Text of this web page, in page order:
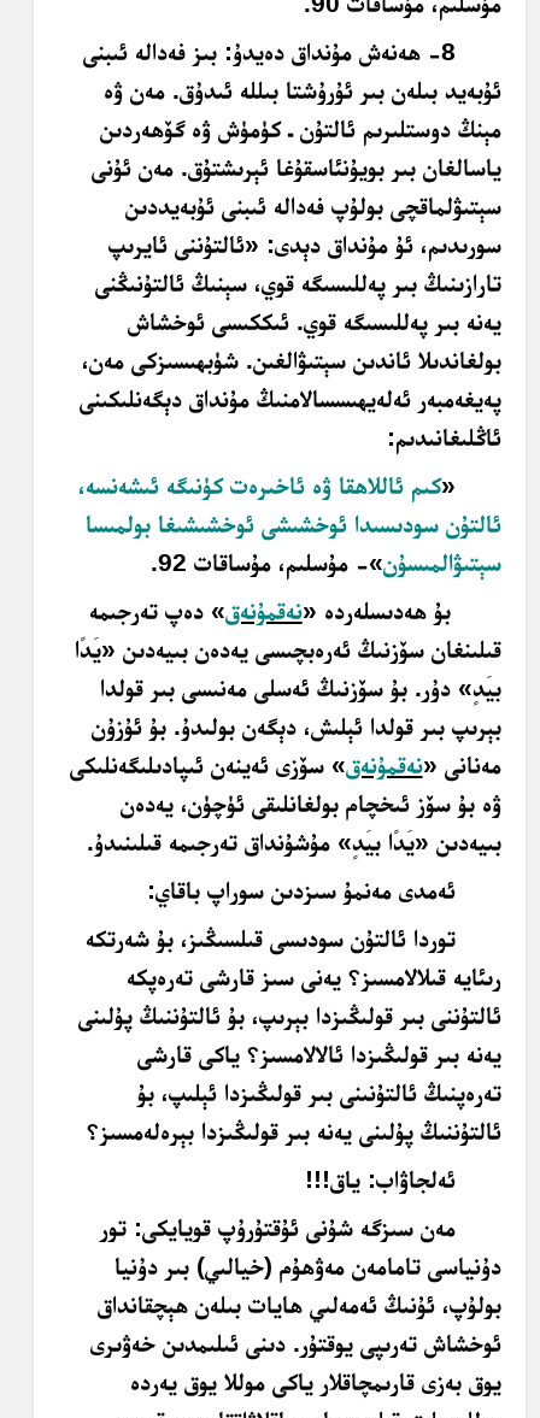
8- ھەنەش مۇنداق دەيدۇ:
بىز فەدالە ئىبنى
ئۇبەيد بىلەن بىر ئۇرۇشتا بىللە ئىدۇق. مەن ۋە
مېنڭ دوستلىرىم ئالتۇن ـ كۈمۈش ۋە گۆھەردىن
ياسالغان بىر بويۇنئاسقۇغا ئېرىشتۇق. مەن ئۇنى
سېتىۋلماقچى بولۇپ فەدالە ئىبنى ئۇبەيددىن
سورىدىم، ئۇ مۇنداق دېدى: «ئالتۇننى ئايرىپ
تارازىنىڭ بىر پەللىسىگە قوي، سېنىڭ ئالتۇنىڭنى
يەنە بىر پەللىسىگە قوي. ئىككىسى ئوخشاش
بولغاندىلا ئاندىن سېتىۋالغىن. شۈبھىسىزكى مەن،
پەيغەمبەر ئەلەيھىسسالامنىڭ مۇنداق دېگەنلىكىنى
ئاڭلىغانىدىم:
«كىم ئاللاھقا ۋە ئاخىرەت كۈنىگە ئىشەنسە،
ئالتۇن سودىسىدا ئوخشىشى ئوخشىشىغا بولمىسا
سېتىۋالمىسۇن»- مۇسلىم، مۇساقات 92.
بۇ ھەدىسلەردە «نەقمۇنەق» دەپ تەرجىمە
قىلىنغان سۆزنىڭ ئەرەبچىسى يەدەن بىيەدىن «يَدًا
بيَدٍ» دۇر. بۇ سۆزنىڭ ئەسلى مەنىسى بىر قولدا
بېرىپ بىر قولدا ئېلىش، دېگەن بولىدۇ. بۇ ئۇزۇن
مەنانى «نەقمۇنەق» سۆزى ئەينەن ئىپادىلىگەنلىكى
ۋە بۇ سۆز ئىخچام بولغانلىقى ئۈچۈن، يەدەن
بىيەدىن «يَدًا بيَدٍ» مۇشۇنداق تەرجىمە قىلىنىدۇ.
ئەمدى مەنمۇ سىزدىن سوراپ باقاي:
توردا ئالتۇن سودىسى قىلسىڭىز، بۇ شەرتكە
رىئايە قىلالامسىز؟ يەنى سىز قارشى تەرەپكە
ئالتۇننى بىر قولىڭىزدا بېرىپ، بۇ ئالتۇننىڭ پۇلىنى
يەنە بىر قولىڭىزدا ئالالامسىز؟ ياكى قارشى
تەرەپنىڭ ئالتۇنىنى بىر قولىڭىزدا ئېلىپ، بۇ
ئالتۇننىڭ پۇلىنى يەنە بىر قولىڭىزدا بېرەلەمسىز؟
ئەلجاۋاب: ياق!!!
مەن سىزگە شۇنى ئۇقتۇرۇپ قويايكى: تور
دۇنياسى تامامەن مەۋھۇم (خيالىي) بىر دۇنيا
بولۇپ، ئۇنىڭ ئەمەلىي ھايات بىلەن ھېچقانداق
ئوخشاش تەرىپى يوقتۇر. دىنى ئىلىمدىن خەۋىرى
يوق بەزى قارىمچاقلار ياكى موللا يوق يەردە